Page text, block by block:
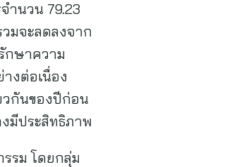
ำนวน 79.23
มจะลดลงจาก
กษาความ
งต่อเนื่อง
วกันของปีก่อน
มีประสิทธิภาพ
รม โดยกลุ่ม